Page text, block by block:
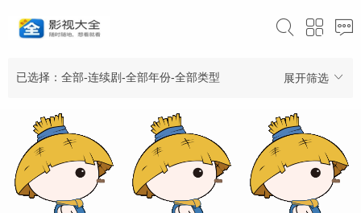
展开筛选
已选择：全部-连续剧-全部年份-全部类型